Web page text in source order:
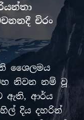
චිරං
ශෛලමය
නිවන නම් වූ
ඇති, ආර්ය
දිය දහරින්